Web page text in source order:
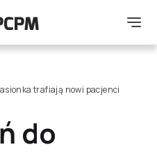
Logo
trafiają nowi pacjenci
do